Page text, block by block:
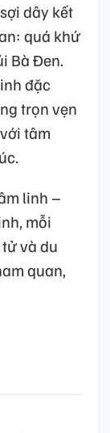
dây kết
quá khứ
Bà Đen.
đặc
trọn vẹn
tâm
linh –
mỗi
và du
quan,